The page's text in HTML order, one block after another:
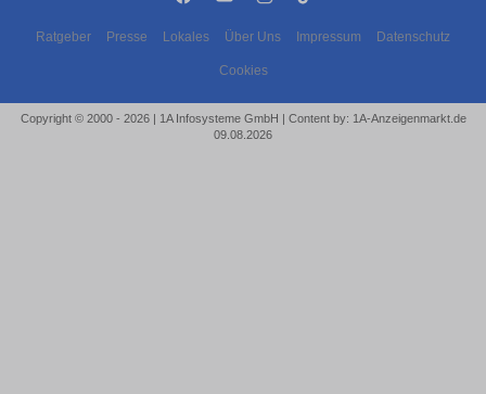
Ratgeber Presse Lokales Über Uns Impressum Datenschutz
Cookies
Copyright © 2000 - 2026 | 1A Infosysteme GmbH | Content by: 1A-Anzeigenmarkt.de
09.08.2026